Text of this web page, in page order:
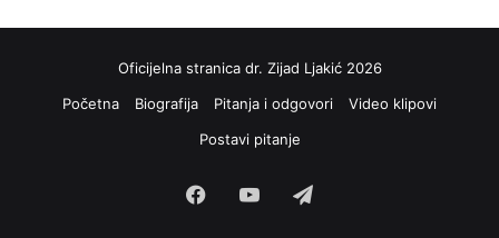
Oficijelna stranica dr. Zijad Ljakić 2026
Početna
Biografija Pitanja i odgovori
Video klipovi
Postavi pitanje
FacebookYouTube